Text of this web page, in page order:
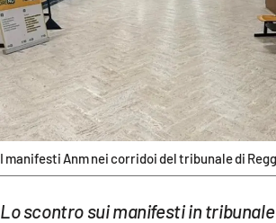
EVENTI
SPORT
Streaming
I manifesti Anm nei corridoi del tribunale di
Lo scontro sui manifesti in